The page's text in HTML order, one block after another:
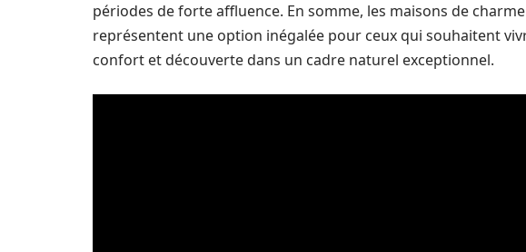
périodes de forte affluence. En somme, les maisons de
représentent une option inégalée pour ceux qui souhaitent
confort et découverte dans un cadre naturel exceptionnel.